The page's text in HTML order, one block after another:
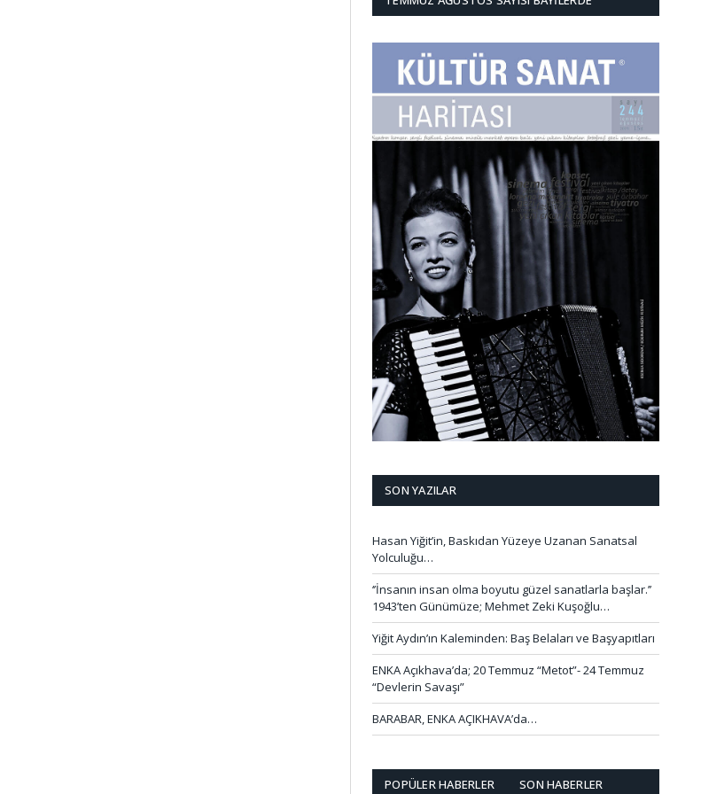
SON YAZILAR
Hasan Yiğit’in, Baskıdan Yüzeye Uzanan Sanatsal
Yolculuğu…
‘’İnsanın insan olma boyutu güzel sanatlarla başlar.’’
1943’ten Günümüze; Mehmet Zeki Kuşoğlu…
Yiğit Aydın’ın Kaleminden: Baş Belaları ve Başyapıtları
ENKA Açıkhava’da; 20 Temmuz “Metot”- 24 Temmuz
“Devlerin Savaşı”
BARABAR, ENKA AÇIKHAVA’da…
POPÜLER HABERLER SON HABERLER